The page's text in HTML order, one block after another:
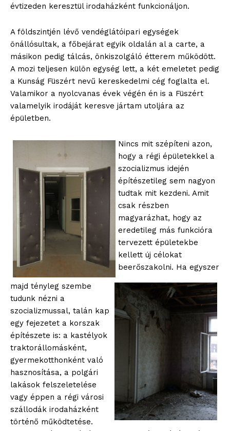
évtizeden keresztül irodaházként funkcionáljon.
A földszintjén lévő vendéglátóipari egységek
önállósultak, a főbejárat egyik oldalán al a carte, a
másikon pedig tálcás, önkiszolgáló étterem működött.
A mozi teljesen külön egység lett, a két emeletet pedig
a Kunság Füszért nevű kereskedelmi cég foglalta el.
Valamikor a nyolcvanas évek végén én is a Füszért
valamelyik irodáját keresve jártam utoljára az
épületben.
Nincs mit szépíteni azon,
hogy a régi épületekkel a
szocializmus idején
építészetileg sem nagyon
tudtak mit kezdeni. Amit
csak részben
magyarázhat, hogy az
eredetileg más funkcióra
tervezett épületekbe
kellett új célokat
beerőszakolni. Ha egyszer
majd tényleg szembe
tudunk nézni a
szocializmussal, talán kap
egy fejezetet a korszak
építészete is: a kastélyok
traktorállomásként,
gyermekotthonként való
hasznosítása, a polgári
lakások felszeletelése
vagy éppen a régi városi
szállodák irodaházként
történő működtetése.